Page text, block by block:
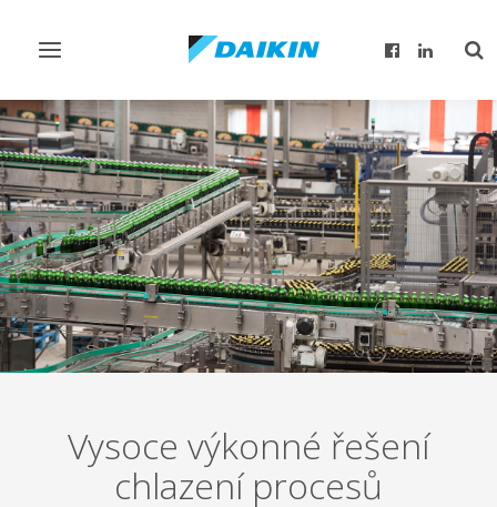
Přepnout
Vysoce výkonné řešení
chlazení procesů